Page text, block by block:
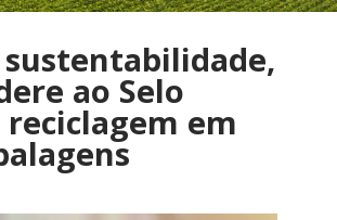
ao Selo
reciclagem em